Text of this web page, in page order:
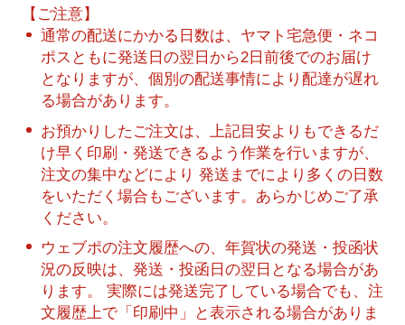
【ご注意】
通常の配送にかかる日数は、ヤマト宅急便・ネコ
ポスともに発送日の翌日から2日前後でのお届け
となりますが、個別の配送事情により配達が遅れ
る場合があります。
お預かりしたご注文は、上記目安よりもできるだ
け早く印刷・発送できるよう作業を行いますが、
注文の集中などにより 発送までにより多くの日数
をいただく場合もございます。あらかじめご了承
ください。
ウェブポの注文履歴への、年賀状の発送・投函状
況の反映は、発送・投函日の翌日となる場合があ
ります。 実際には発送完了している場合でも、注
文履歴上で「印刷中」と表示される場合がありま